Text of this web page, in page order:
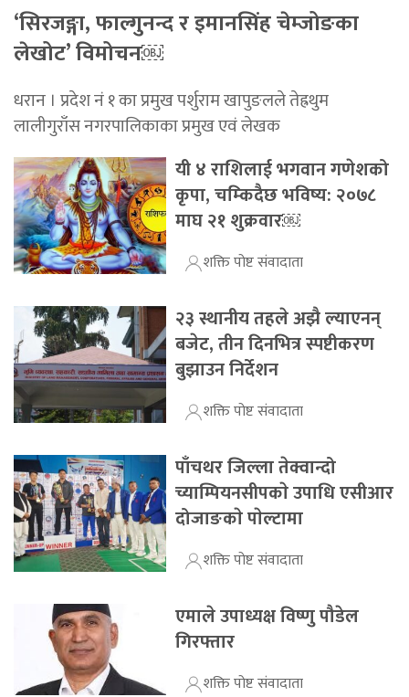
‘सिरजङ्गा, फाल्गुनन्द र इमानसिंह चेम्जोङका
लेखोट’ विमोचन￼
धरान । प्रदेश नं १ का प्रमुख पर्शुराम खापुङलले तेह्रथुम
लालीगुराँस नगरपालिकाका प्रमुख एवं लेखक
यी ४ राशिलाई भगवान गणेशको
कृपा, चम्किदैछ भविष्य: २०७८
माघ २१ शुक्रवार￼
शक्ति पोष्ट संवादाता
२३ स्थानीय तहले अझै ल्याएनन्
बजेट, तीन दिनभित्र स्पष्टीकरण
बुझाउन निर्देशन
शक्ति पोष्ट संवादाता
पाँचथर जिल्ला तेक्वान्दो
च्याम्पियनसीपकाे उपाधि एसीआर
दोजाङकाे पाेल्टामा
शक्ति पोष्ट संवादाता
एमाले उपाध्यक्ष विष्णु पौडेल
गिरफ्तार
शक्ति पोष्ट संवादाता